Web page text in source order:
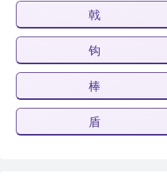
戟
钩
棒
盾